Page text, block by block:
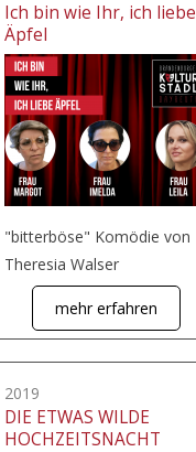
Ich bin wie Ihr, ich liebe
Äpfel
"bitterböse" Komödie von
Theresia Walser
mehr erfahren
2019
DIE ETWAS WILDE
HOCHZEITSNACHT